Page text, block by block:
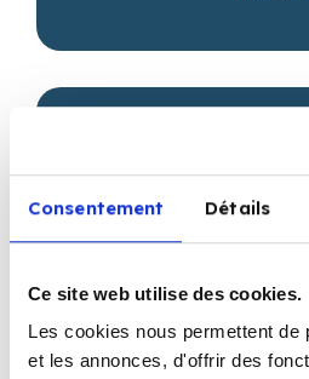
Consentement Détails
Ce site web utilise des cookies.
Les cookies nous permettent de
et les annonces, d'offrir des
Een toegewijd team dat